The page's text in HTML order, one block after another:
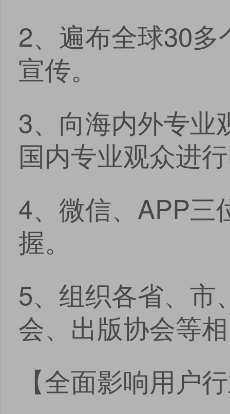
2、遍布全球30
宣传。
3、向海内外专业
国内专业观众进
4、微信、APP三
握。
5、组织各省、市
会、出版协会等
【全面影响用户
点击
安卓版下载
点击
iOS版下载